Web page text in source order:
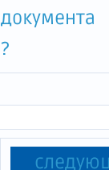
документа
?